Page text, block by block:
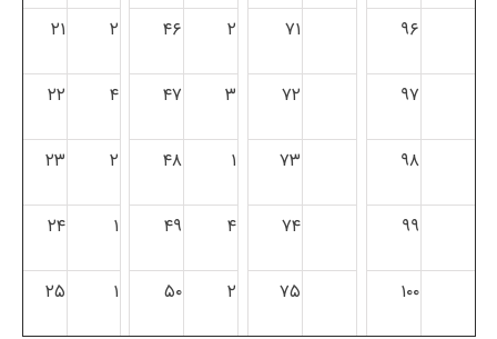
۹۶ ۷۱ ۲ ۴۶ ۲ ۲۱
۹۷ ۷۲ ۳ ۴۷ ۴ ۲۲
۹۸ ۷۳ ۱ ۴۸ ۲ ۲۳
۹۹ ۷۴ ۴ ۴۹ ۱ ۲۴
۱۰۰ ۷۵ ۲ ۵۰ ۱ ۲۵